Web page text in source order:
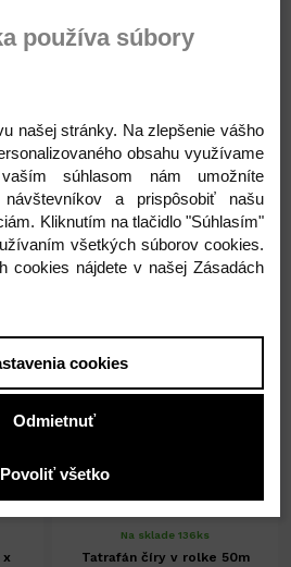
ktorému sa hovorí
na hárky o veľkosti 90x120
produkty
x
Na sklade 136ks
Tatrafán číry v rolke 50m
používa súbory
našej stránky. Na zlepšenie vášho
obsahu využívame
súhlasom nám umožníte
a prispôsobiť našu
Kliknutím na tlačidlo "Súhlasím"
všetkých súborov cookies.
cookies nájdete v našej Zásadách
cookies
Odmietnuť
Povoliť všetko